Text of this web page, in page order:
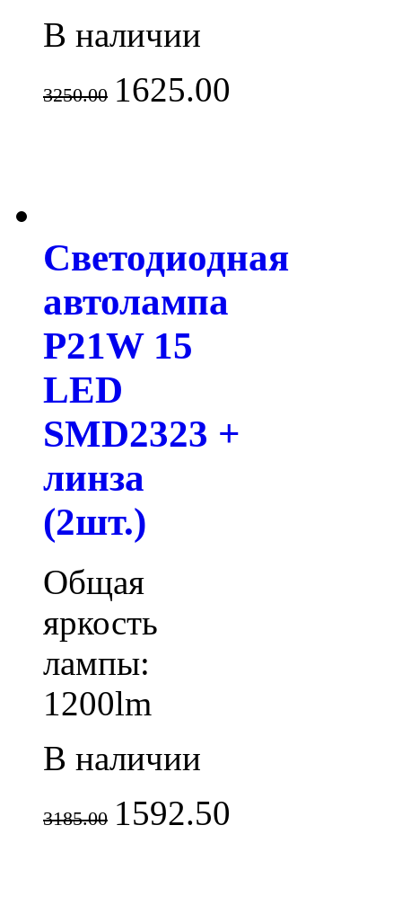
В наличии
3250.00 1625.00
Светодиодная
автолампа
P21W 15
LED
SMD2323 +
линза
(2шт.)
Общая
яркость
лампы:
1200lm
В наличии
3185.00 1592.50